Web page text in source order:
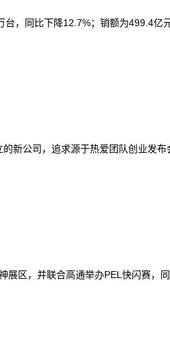
，同比下降12.7%；销额为499.4亿
新公司，追求源于热爱团队创业发布
区，并联合高通举办PEL快闪赛，